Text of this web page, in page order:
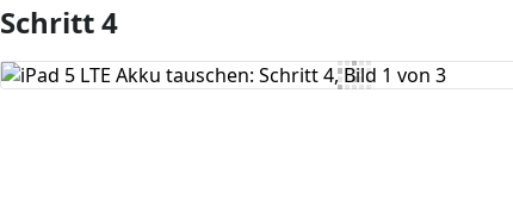
Kommentar hinzufügen
Schritt 4